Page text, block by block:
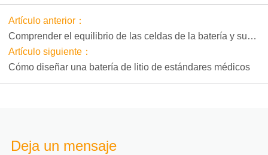
Artículo anterior：
Comprender el equilibrio de las celdas de la batería y su
importancia
Artículo siguiente：
Cómo diseñar una batería de litio de estándares médicos
Deja un mensaje